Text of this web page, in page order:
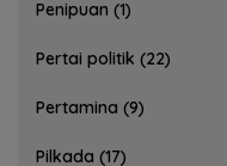
Penipuan (1)
Pertai politik (22)
Pertamina (9)
Pilkada (17)